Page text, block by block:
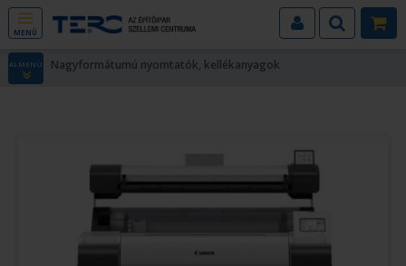
MENÜ
ALMENÜ Nagyformátumú nyomtatók, kellékanyagok